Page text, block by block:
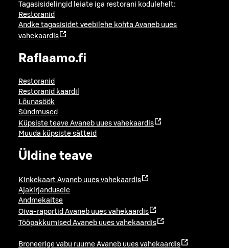
Tagasisidelingid leiate iga restorani kodulehelt:
Restoranid
Andke tagasisidet veebilehe kohta Avaneb uues
vahekaardis
Raflaamo.fi
Restoranid
Restoranid kaardil
Lõunasöök
Sündmused
Küpsiste teave Avaneb uues vahekaardis
Muuda küpsiste sätteid
Üldine teave
Kinkekaart Avaneb uues vahekaardis
Ajakirjandusele
Andmekaitse
Oiva-raportid Avaneb uues vahekaardis
Tööpakkumised Avaneb uues vahekaardis
Broneerige vabu ruume Avaneb uues vahekaardis